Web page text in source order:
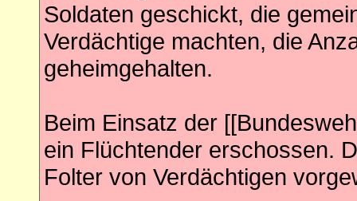
Soldaten geschickt, die
Verdächtige machten, die
geheimgehalten.
Beim Einsatz der
ein Flüchtender erschossen.
Folter von Verdächtigen